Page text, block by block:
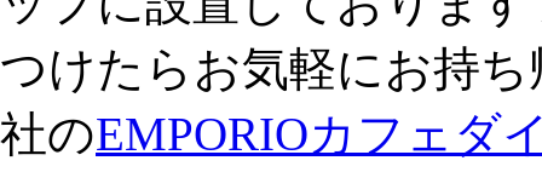
つけたらお気軽にお持
社のEMPORIOカフェダ